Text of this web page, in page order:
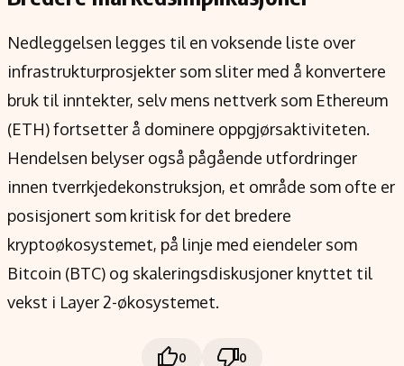
Nedleggelsen legges til en voksende liste over
infrastrukturprosjekter som sliter med å konvertere
bruk til inntekter, selv mens nettverk som Ethereum
(ETH) fortsetter å dominere oppgjørsaktiviteten.
Hendelsen belyser også pågående utfordringer
innen tverrkjedekonstruksjon, et område som ofte er
posisjonert som kritisk for det bredere
kryptoøkosystemet, på linje med eiendeler som
Bitcoin (BTC) og skaleringsdiskusjoner knyttet til
vekst i Layer 2-økosystemet.
0 0